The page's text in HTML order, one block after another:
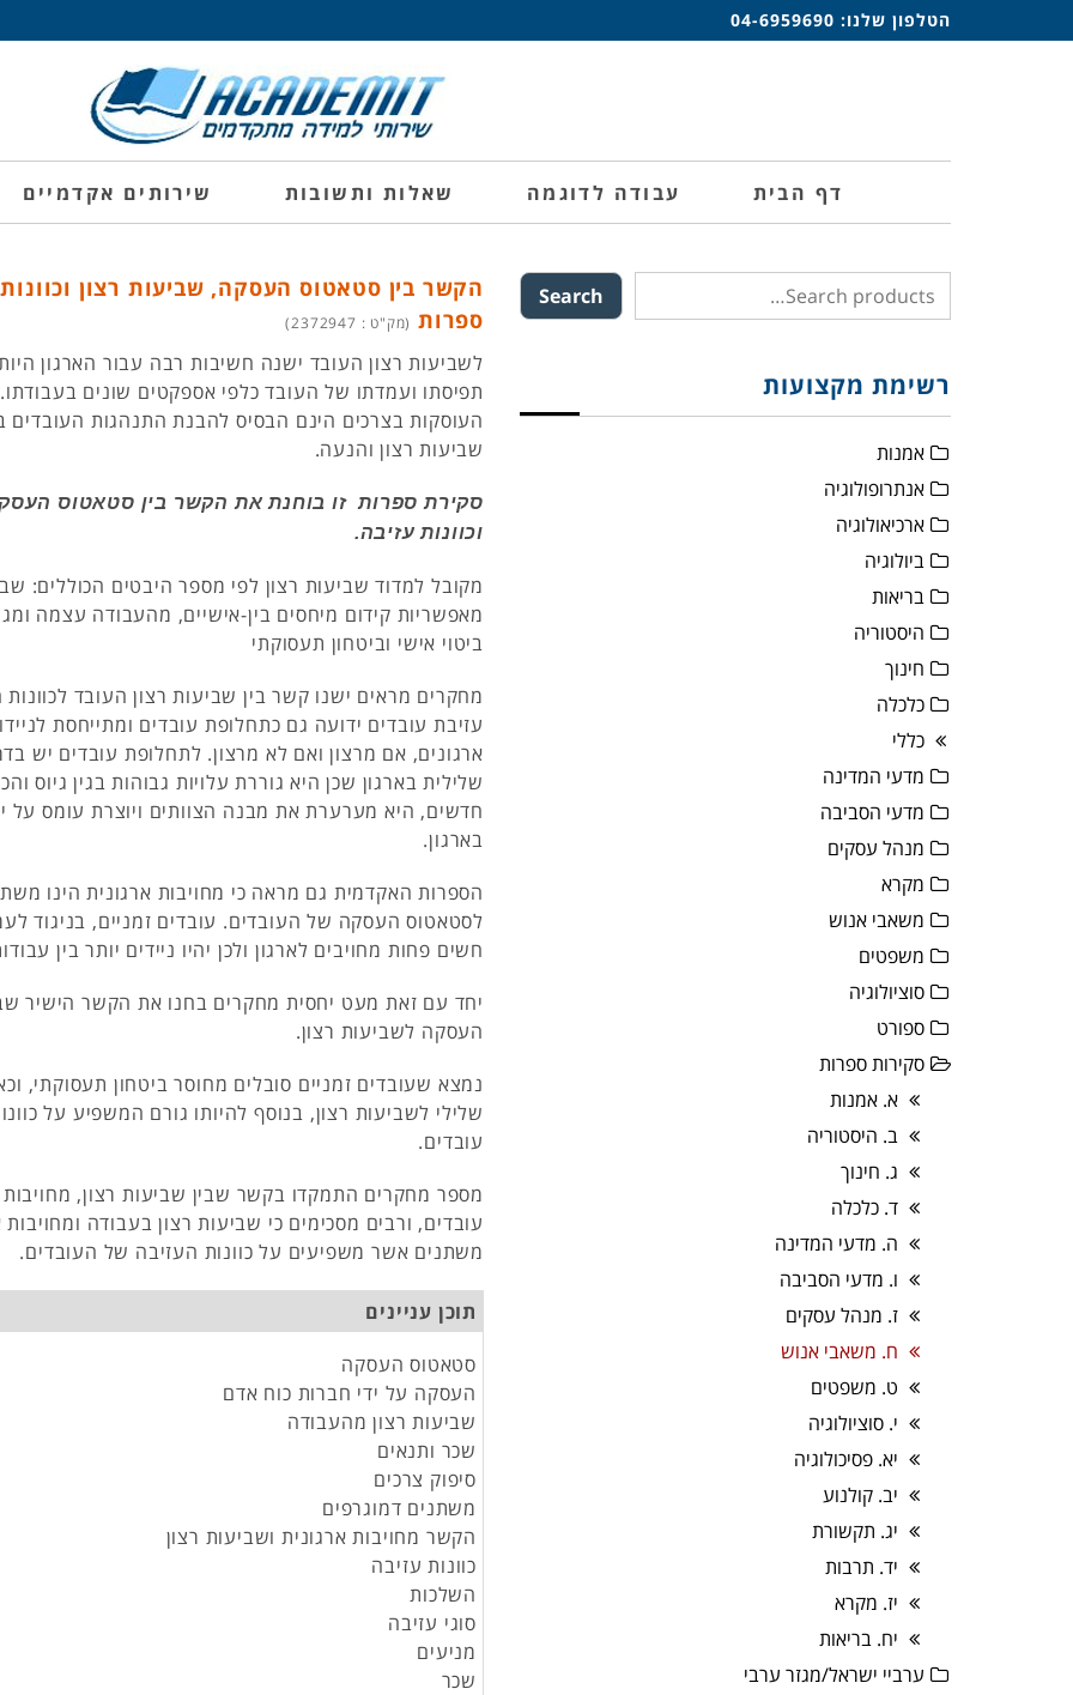
הטלפון שלנו: 04-6959690
דף הבית עבודה לדוגמה שאלות ותשובות שירותים אקדמיים
הקשר בין סטאטוס העסקה, שביעות רצון
ספרות (מק"ט : 2372947)
לשביעות רצון העובד ישנה חשיבות רבה עבור הארגון
תפיסתו ועמדתו של העובד כלפי אספקטים שונים בעבודתו.
העוסקות בצרכים הינם הבסיס להבנת התנהגות
שביעות רצון והנעה.
סקירת ספרות זו בוחנת את הקשר בין סטאטוס
וכוונות עזיבה.
מקובל למדוד שביעות רצון לפי מספר היבטים הכוללים:
מאפשריות קידום מיחסים בין-אישיים, מהעבודה עצמה
ביטוי אישי וביטחון תעסוקתי
מחקרים מראים ישנו קשר בין שביעות רצון העובד
עזיבת עובדים ידועה גם כתחלופת עובדים ומתייחסת
ארגונים, אם מרצון ואם לא מרצון. לתחלופת עובדים יש
שלילית בארגון שכן היא גוררת עלויות גבוהות בגין גיוס
חדשים, היא מערערת את מבנה הצוותים ויוצרת עומס על
בארגון.
הספרות האקדמית גם מראה כי מחויבות ארגונית הינו
לסטאטוס העסקה של העובדים. עובדים זמניים, בניגוד
חשים פחות מחויבים לארגון ולכן יהיו ניידים יותר בין
יחד עם זאת מעט יחסית מחקרים בחנו את הקשר הישיר
העסקה לשביעות רצון.
נמצא שעובדים זמניים סובלים מחוסר ביטחון תעסוקתי,
שלילי לשביעות רצון, בנוסף להיותו גורם המשפיע על
עובדים.
מספר מחקרים התמקדו בקשר שבין שביעות רצון, מחויבות
עובדים, ורבים מסכימים כי שביעות רצון בעבודה ומחויבות
משתנים אשר משפיעים על כוונות העזיבה של העובדים.
תוכן עניינים
סטאטוס העסקה
העסקה על ידי חברות כוח אדם
שביעות רצון מהעבודה
שכר ותנאים
סיפוק צרכים
משתנים דמוגרפים
הקשר מחויבות ארגונית ושביעות רצון
כוונות עזיבה
השלכות
סוגי עזיבה
מניעים
שכר
Search
רשימת מקצועות
אמנות
אנתרופולוגיה
ארכיאולוגיה
ביולוגיה
בריאות
היסטוריה
חינוך
כלכלה
כללי
מדעי המדינה
מדעי הסביבה
מנהל עסקים
מקרא
משאבי אנוש
משפטים
סוציולוגיה
ספורט
סקירות ספרות
א. אמנות
ב. היסטוריה
ג. חינוך
ד. כלכלה
ה. מדעי המדינה
ו. מדעי הסביבה
ז. מנהל עסקים
ח. משאבי אנוש
ט. משפטים
י. סוציולוגיה
יא. פסיכולוגיה
יב. קולנוע
יג. תקשורת
יד. תרבות
יז. מקרא
יח. בריאות
ערביי ישראל/מגזר ערבי